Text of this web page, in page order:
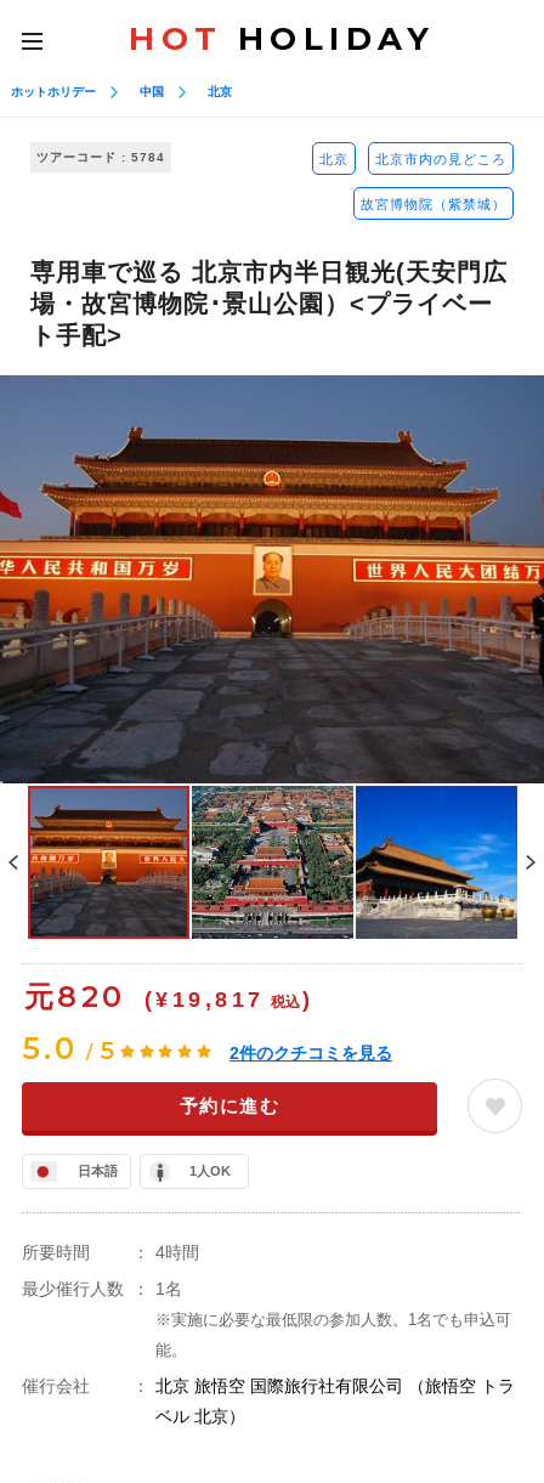
toggle
navigation
HOT HOLIDAY
ホットホリデー 中国 北京
ツアーコード : 5784 北京 北京市内の見どころ
故宮博物院（紫禁城）
専用車で巡る 北京市内半日観光(天安門広
場・故宮博物院･景山公園）<プライベー
ト手配>
元820 (¥19,817 税込)
5.0 / 5 2件のクチコミを見る
予約に進む
日本語 1人OK
所要時間 ：
4時間
最少催行人数
： 1名
※実施に必要な最低限の参加人数。1名でも申込可
能。
催行会社 ：
北京 旅悟空 国際旅行社有限公司 （旅悟空 トラ
ベル 北京）